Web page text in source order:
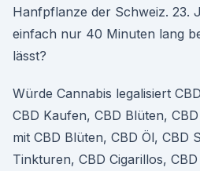
Hanfpflanze der Schweiz. 23.
einfach nur 40 Minuten lang
lässt?
Würde Cannabis legalisiert
CBD Kaufen, CBD Blüten,
mit CBD Blüten, CBD Öl, CBD
Tinkturen, CBD Cigarillos,